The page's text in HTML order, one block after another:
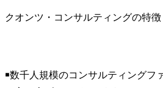
クオンツ・コンサルティングの特徴
￭数千人規模のコンサルティングフ